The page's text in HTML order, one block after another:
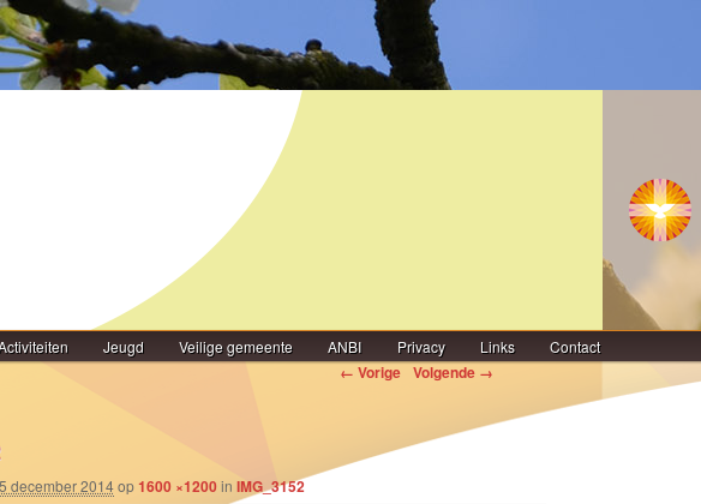
Jeugd Veilige gemeente ANBI Privacy Links Contact
← Vorige Volgende →
december 2014op1600 ×1200in IMG_3152